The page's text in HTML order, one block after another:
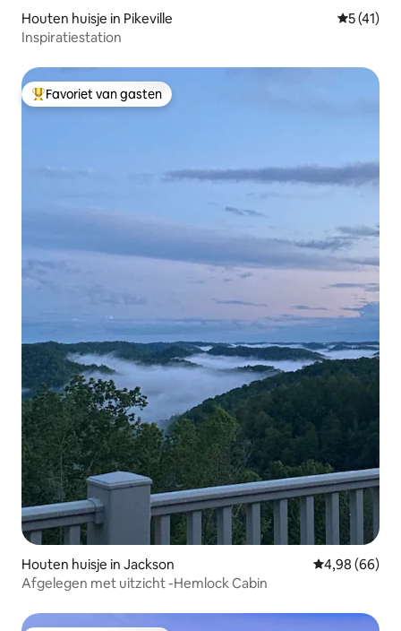
Houten huisje in Pikeville
5 (41)
Inspiratiestation
Topfavoriet van gasten
Favoriet van gasten
Houten huisje in Jackson Gemiddelde
4,98 (66)
Afgelegen met uitzicht -Hemlock Cabin